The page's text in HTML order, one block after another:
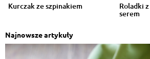
Kurczak ze szpinakiem Roladki
serem
Najnowsze artykuły